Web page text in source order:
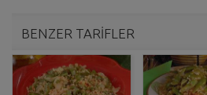
BENZER TARİFLER